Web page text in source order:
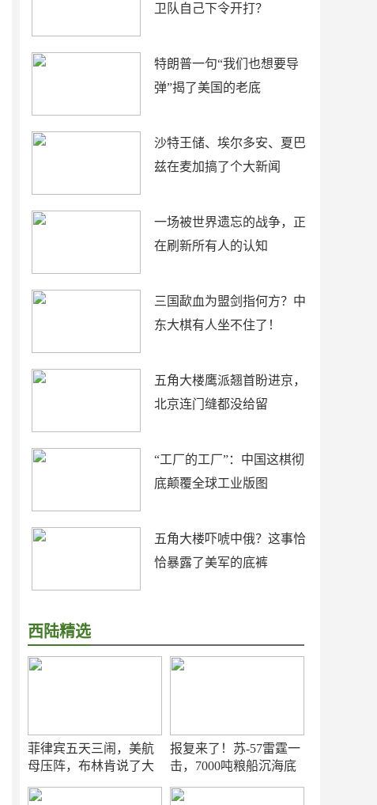
卫队自己下令开打？
特朗普一句“我们也想要导
弹”揭了美国的老底
沙特王储、埃尔多安、夏巴
兹在麦加搞了个大新闻
一场被世界遗忘的战争，正
在刷新所有人的认知
三国歃血为盟剑指何方？中
东大棋有人坐不住了！
五角大楼鹰派翘首盼进京，
北京连门缝都没给留
“工厂的工厂”：中国这棋彻
底颠覆全球工业版图
五角大楼吓唬中俄？这事恰
恰暴露了美军的底裤
西陆精选
菲律宾五天三闹，美航
母压阵，布林肯说了大
报复来了！苏-57雷霆一
击，7000吨粮船沉海底